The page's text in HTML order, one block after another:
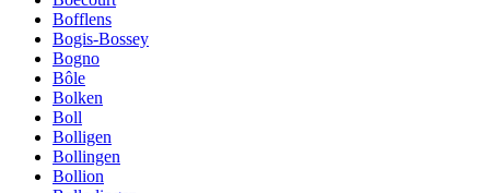
Bofflens
Bogis-Bossey
Bogno
Bôle
Bolken
Boll
Bolligen
Bollingen
Bollion